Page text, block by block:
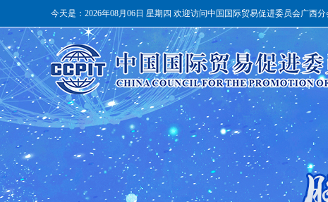
今天是： 2026年08月06日 星期四 欢迎访问中国国际贸易促进委员会广西